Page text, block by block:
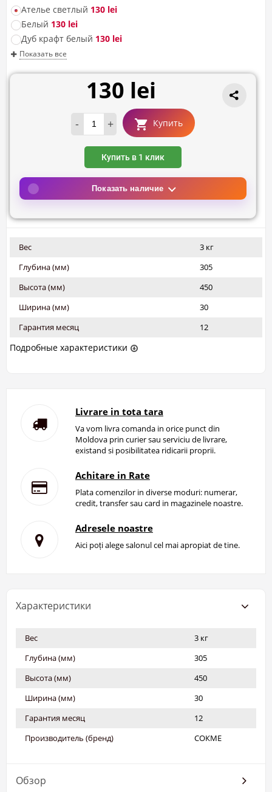
Ателье светлый 130 lei
Белый 130 lei
Дуб крафт белый 130 lei
Показать все
130 lei
- + Купить
Купить в 1 клик
Показать наличие
Вес
3 кг
Глубина (мм)
305
Высота (мм)
450
Ширина (мм)
30
Гарантия месяц
12
Подробные характеристики
Livrare in tota tara
Va vom livra comanda in orice punct din
Moldova prin curier sau serviciu de livrare,
existand si posibilitatea ridicarii proprii.
Achitare in Rate
Plata comenzilor in diverse moduri: numerar,
credit, transfer sau card in magazinele noastre.
Adresele noastre
Aici poți alege salonul cel mai apropiat de tine.
Характеристики
Вес
3 кг
Глубина (мм)
305
Высота (мм)
450
Ширина (мм)
30
Гарантия месяц
12
Производитель (бренд)
СОКМЕ
Обзор